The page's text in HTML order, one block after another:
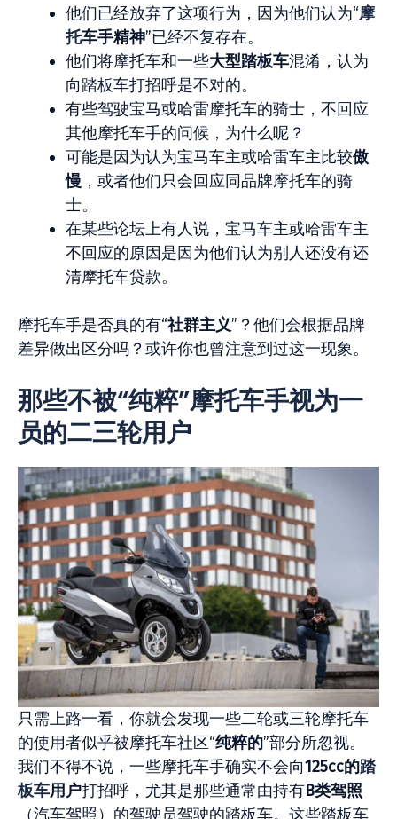
他们已经放弃了这项行为，因为他们认为“摩
托车手精神”已经不复存在。
他们将摩托车和一些大型踏板车混淆，认为
向踏板车打招呼是不对的。
有些驾驶宝马或哈雷摩托车的骑士，不回应
其他摩托车手的问候，为什么呢？
可能是因为认为宝马车主或哈雷车主比较傲
慢 ，或者他们只会回应同品牌摩托车的骑
士。
在某些论坛上有人说，宝马车主或哈雷车主
不回应的原因是因为他们认为别人还没有还
清摩托车贷款。
摩托车手是否真的有“社群主义”？他们会根据品牌
差异做出区分吗？或许你也曾注意到过这一现象。
那些不被“纯粹”摩托车手视为一
员的二三轮用户
只需上路一看，你就会发现一些二轮或三轮摩托车
的使用者似乎被摩托车社区“纯粹的”部分所忽视。
我们不得不说，一些摩托车手确实不会向125cc的踏
板车用户打招呼，尤其是那些通常由持有B类驾照
（汽车驾照）的驾驶员驾驶的踏板车。这些踏板车